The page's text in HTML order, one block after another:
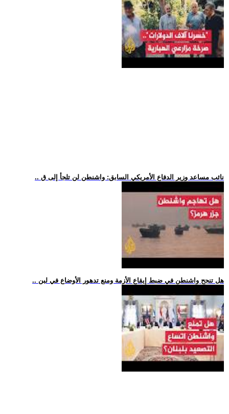
.. نائب مساعد وزير الدفاع الأمريكي السابق: واشنطن لن تلجأ إلى ق
.. هل تنجح واشنطن في ضبط إيقاع الأزمة ومنع تدهور الأوضاع في لبن